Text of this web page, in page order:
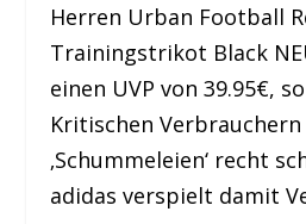
Herren Urban Football
Trainingstrikot Black
einen UVP von 39.95€,
Kritischen
‚Schummeleien‘ recht
adidas verspielt damit